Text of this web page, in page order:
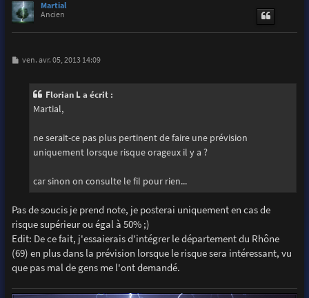
Martial
Ancien
M
ven. avr. 05, 2013 14:09
Florian L a écrit :
Martial,
ne serait-ce pas plus pertinent de faire une prévision
uniquement lorsque risque orageux il y a ?
car sinon on consulte le fil pour rien...
Pas de soucis je prend note, je posterai uniquement en cas de
risque supérieur ou égal à 50% ;)
Edit: De ce fait, j'essaierais d'intégrer le département du Rhône
(69) en plus dans la prévision lorsque le risque sera intéressant, vu
que pas mal de gens me l'ont demandé.